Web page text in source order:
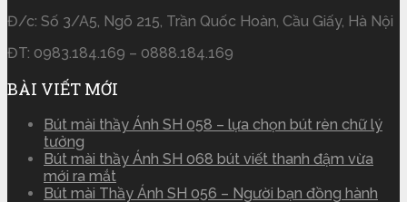
Đ/c: Số 3/A5, Ngõ 215, Trần Quốc Hoàn, Cầu Giấy, Hà Nội
ĐT: 0983.184.169 – 0888.184.169
BÀI VIẾT MỚI
Bút mài thầy Ánh SH 058 – lựa chọn bút rèn chữ lý
tưởng
Bút mài thầy Ánh SH 068 bút viết thanh đậm vừa
mới ra mắt
Bút mài Thầy Ánh SH 056 – Người bạn đồng hành